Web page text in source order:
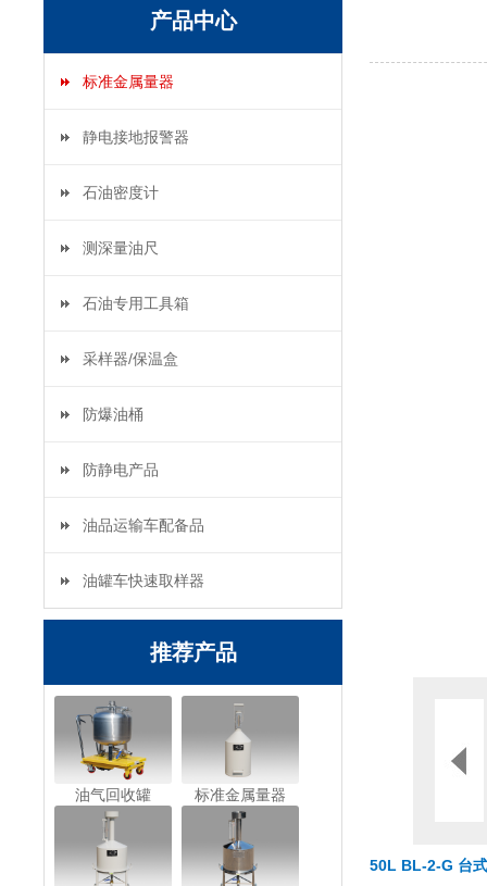
产品中心
标准金属量器
静电接地报警器
石油密度计
测深量油尺
石油专用工具箱
采样器/保温盒
防爆油桶
防静电产品
油品运输车配备品
油罐车快速取样器
推荐产品
油气回收罐 标准金属量器
50L BL-2-G 台